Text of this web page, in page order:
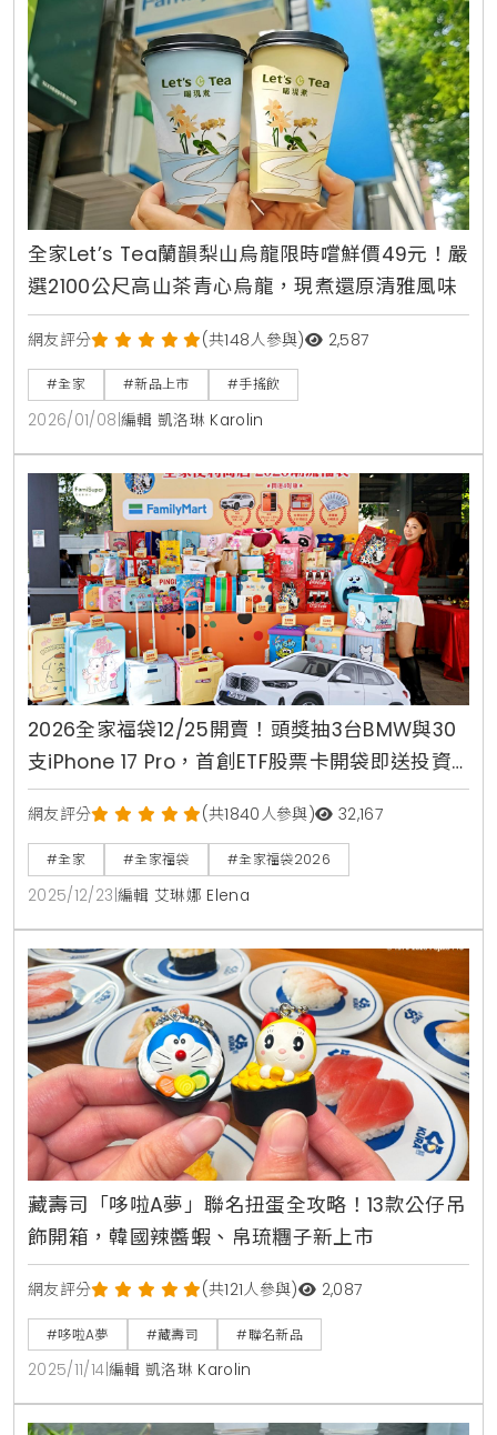
全家Let’s Tea蘭韻梨山烏龍限時嚐鮮價49元！嚴
選2100公尺高山茶青心烏龍，現煮還原清雅風味
網友評分 (共148人參與) 2,587
#全家 #新品上市 #手搖飲
2026/01/08 編輯 凱洛琳 Karolin
2026全家福袋12/25開賣！頭獎抽3台BMW與30
支iPhone 17 Pro，首創ETF股票卡開袋即送投資
金
網友評分 (共1840人參與) 32,167
#全家 #全家福袋 #全家福袋2026
2025/12/23 編輯 艾琳娜 Elena
藏壽司「哆啦A夢」聯名扭蛋全攻略！13款公仔吊
飾開箱，韓國辣醬蝦、帛琉糰子新上市
網友評分 (共121人參與) 2,087
#哆啦A夢 #藏壽司 #聯名新品
2025/11/14 編輯 凱洛琳 Karolin